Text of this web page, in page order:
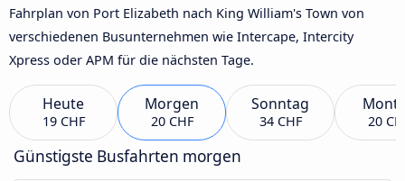
Fahrplan von Port Elizabeth nach King William's Town von
verschiedenen Busunternehmen wie Intercape, Intercity
Xpress oder APM für die nächsten Tage.
Heute
19 CHF
Morgen
20 CHF
Sonntag
34 CHF 20
Günstigste Busfahrten morgen